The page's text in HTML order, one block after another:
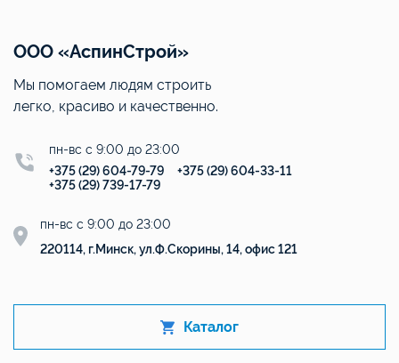
ООО «АспинСтрой»
Мы помогаем людям строить
легко, красиво и качественно.
пн-вс с 9:00 до 23:00
+375 (29) 604-79-79
+375 (29) 604-33-11
+375 (29) 739-17-79
пн-вс с 9:00 до 23:00
220114, г.Минск, ул.Ф.Скорины, 14, офис 121
Каталог